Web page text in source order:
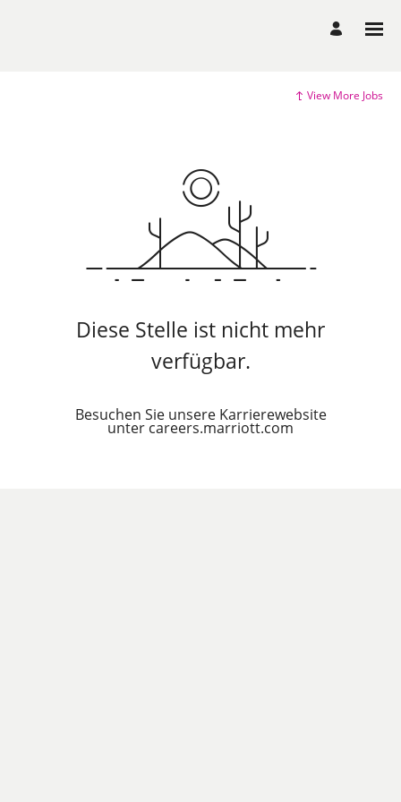
View More Jobs
Diese Stelle ist nicht mehr
verfügbar.
Besuchen Sie unsere Karrierewebsite
unter careers.marriott.com